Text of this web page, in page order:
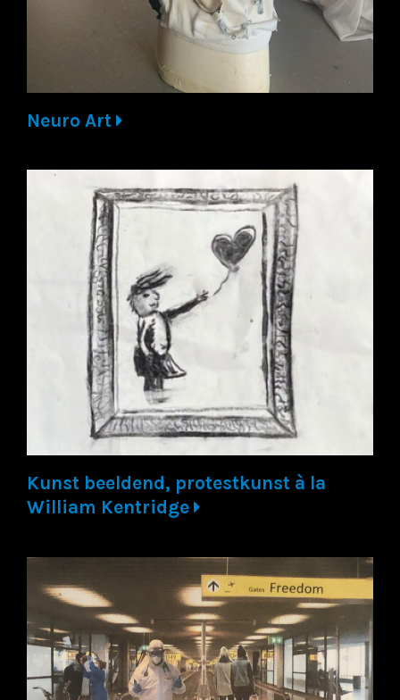
Neuro Art
Kunst beeldend, protestkunst à la
William Kentridge